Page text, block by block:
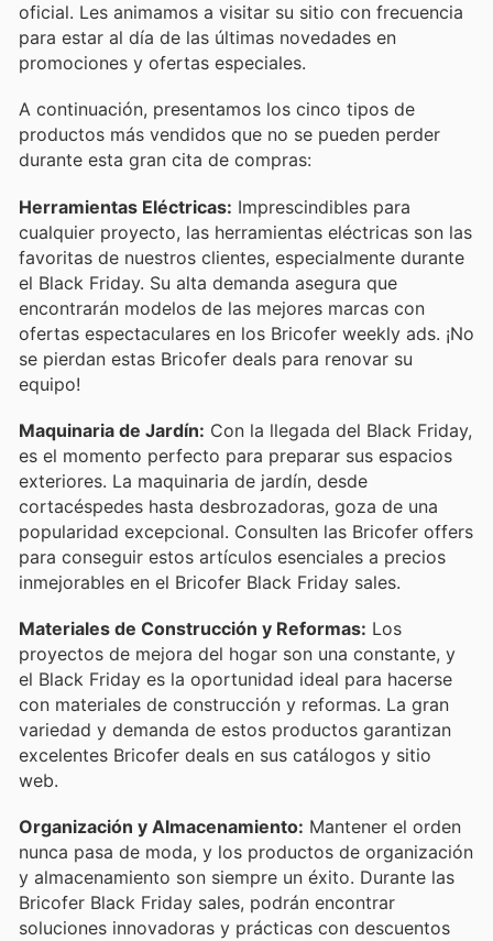
oficial. Les animamos a visitar su sitio con frecuencia
para estar al día de las últimas novedades en
promociones y ofertas especiales.
A continuación, presentamos los cinco tipos de
productos más vendidos que no se pueden perder
durante esta gran cita de compras:
Herramientas Eléctricas: Imprescindibles para
cualquier proyecto, las herramientas eléctricas son las
favoritas de nuestros clientes, especialmente durante
el Black Friday. Su alta demanda asegura que
encontrarán modelos de las mejores marcas con
ofertas espectaculares en los Bricofer weekly ads. ¡No
se pierdan estas Bricofer deals para renovar su
equipo!
Maquinaria de Jardín: Con la llegada del Black Friday,
es el momento perfecto para preparar sus espacios
exteriores. La maquinaria de jardín, desde
cortacéspedes hasta desbrozadoras, goza de una
popularidad excepcional. Consulten las Bricofer offers
para conseguir estos artículos esenciales a precios
inmejorables en el Bricofer Black Friday sales.
Materiales de Construcción y Reformas: Los
proyectos de mejora del hogar son una constante, y
el Black Friday es la oportunidad ideal para hacerse
con materiales de construcción y reformas. La gran
variedad y demanda de estos productos garantizan
excelentes Bricofer deals en sus catálogos y sitio
web.
Organización y Almacenamiento: Mantener el orden
nunca pasa de moda, y los productos de organización
y almacenamiento son siempre un éxito. Durante las
Bricofer Black Friday sales, podrán encontrar
soluciones innovadoras y prácticas con descuentos